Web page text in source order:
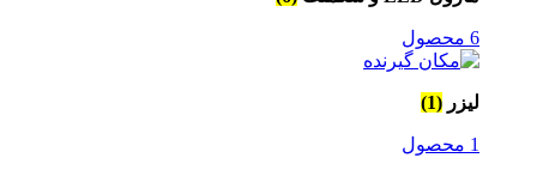
6 محصول
لیزر (1)
1 محصول